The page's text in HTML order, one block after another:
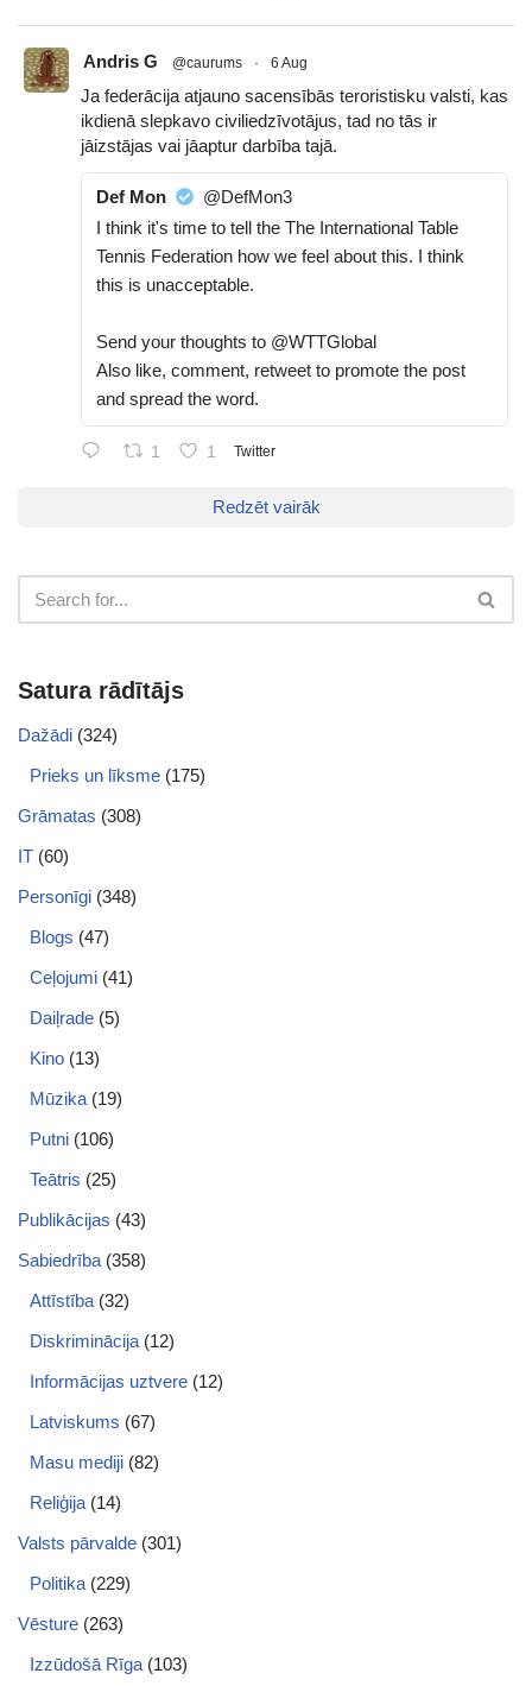
Andris G @caurums · 6 Aug
Ja federācija atjauno sacensībās teroristisku valsti, kas
ikdienā slepkavo civiliedzīvotājus, tad no tās ir
jāizstājas vai jāaptur darbība tajā.
Def Mon
@DefMon3
I think it's time to tell the The International Table
Tennis Federation how we feel about this. I think
this is unacceptable.
Send your thoughts to @WTTGlobal
Also like, comment, retweet to promote the post
and spread the word.
1 1 Twitter
Redzēt vairāk
Satura rādītājs
Dažādi (324)
Prieks un līksme (175)
Grāmatas (308)
IT (60)
Personīgi (348)
Blogs (47)
Ceļojumi (41)
Daiļrade (5)
Kino (13)
Mūzika (19)
Putni (106)
Teātris (25)
Publikācijas (43)
Sabiedrība (358)
Attīstība (32)
Diskriminācija (12)
Informācijas uztvere (12)
Latviskums (67)
Masu mediji (82)
Reliģija (14)
Valsts pārvalde (301)
Politika (229)
Vēsture (263)
Izzūdošā Rīga (103)